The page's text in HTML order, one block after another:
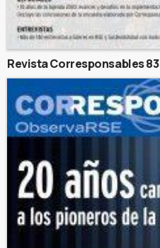
Revista Corresponsables 83